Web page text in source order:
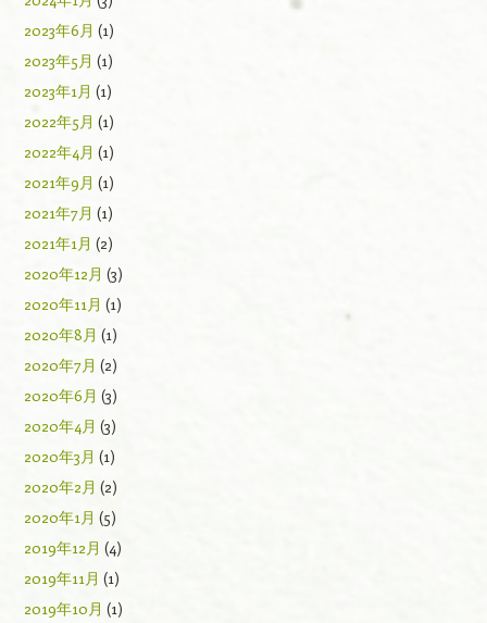
2023年6月 (1)
2023年5月 (1)
2023年1月 (1)
2022年5月 (1)
2022年4月 (1)
2021年9月 (1)
2021年7月 (1)
2021年1月 (2)
2020年12月 (3)
2020年11月 (1)
2020年8月 (1)
2020年7月 (2)
2020年6月 (3)
2020年4月 (3)
2020年3月 (1)
2020年2月 (2)
2020年1月 (5)
2019年12月 (4)
2019年11月 (1)
2019年10月 (1)